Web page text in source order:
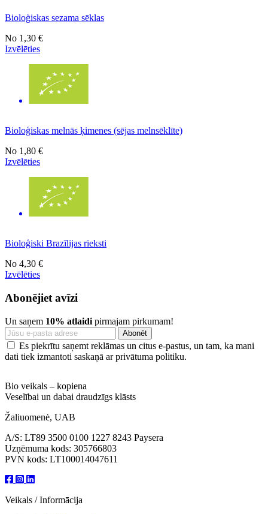
Bioloģiskas sezama sēklas
No 1,30 €
Izvēlēties
Bioloģiskas melnās ķimenes (sējas melnsēklīte)
No 1,80 €
Izvēlēties
Bioloģiski Brazīlijas rieksti
No 4,30 €
Izvēlēties
Abonējiet avīzi
Un saņem 10% atlaidi pirmajam pirkumam!
Es piekrītu saņemt reklāmas un citus e-pastus, un tam, ka mani
dati tiek izmantoti saskaņā ar privātuma politiku.
Bio veikals – kopiena
Veselībai un dabai draudzīgs klāsts
Žaliuomenė, UAB
A/S: LT89 3500 0100 1227 8243 Paysera
Uzņēmuma kods: 305766803
PVN kods: LT100014047611
Veikals / Informācija